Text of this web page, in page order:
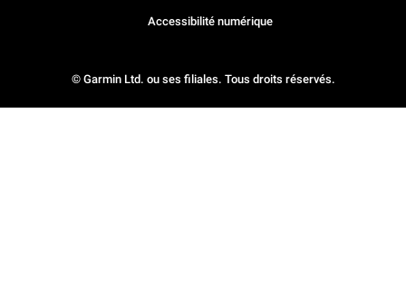
© Garmin Ltd. ou ses filiales. Tous droits réservés.
Accessibilité numérique